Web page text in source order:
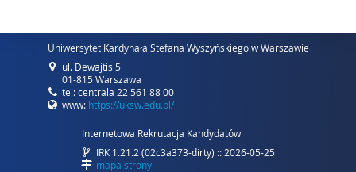
Uniwersytet Kardynała Stefana Wyszyńskiego w Warszawie
ul. Dewajtis 5
01-815 Warszawa
tel: centrala 22 561 88 00
www: https://uksw.edu.pl/
Internetowa Rekrutacja Kandydatów
IRK 1.21.2 (02c3a373-dirty) :: 2026-05-25
mapa strony